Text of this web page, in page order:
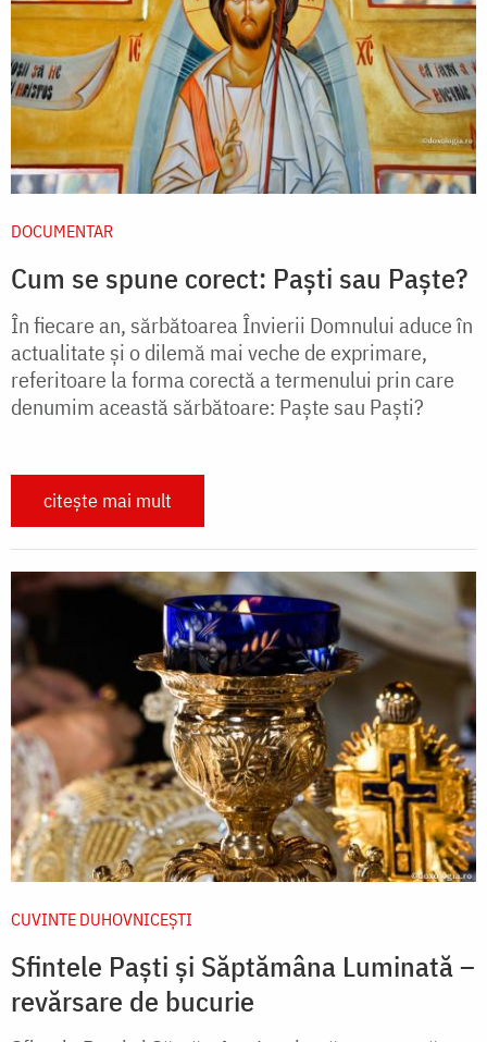
DOCUMENTAR
Cum se spune corect: Paști sau Paște?
În fiecare an, sărbătoarea Învierii Domnului aduce în
actualitate și o dilemă mai veche de exprimare,
referitoare la forma corectă a termenului prin care
denumim această sărbătoare: Paște sau Paști?
citește mai mult
CUVINTE DUHOVNICEȘTI
Sfintele Paști și Săptămâna Luminată –
revărsare de bucurie